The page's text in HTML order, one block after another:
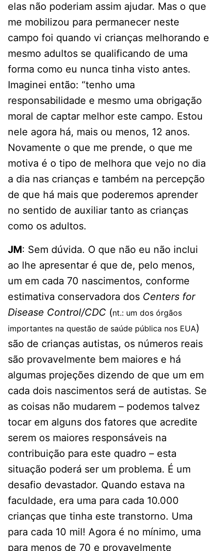
elas não poderiam assim ajudar. Mas o que
me mobilizou para permanecer neste
campo foi quando vi crianças melhorando e
mesmo adultos se qualificando de uma
forma como eu nunca tinha visto antes.
Imaginei então: “tenho uma
responsabilidade e mesmo uma obrigação
moral de captar melhor este campo. Estou
nele agora há, mais ou menos, 12 anos.
Novamente o que me prende, o que me
motiva é o tipo de melhora que vejo no dia
a dia nas crianças e também na percepção
de que há mais que poderemos aprender
no sentido de auxiliar tanto as crianças
como os adultos.
JM: Sem dúvida. O que não eu não inclui
ao lhe apresentar é que de, pelo menos,
um em cada 70 nascimentos, conforme
estimativa conservadora dos Centers for
Disease Control/CDC (nt.: um dos órgãos
importantes na questão de saúde pública nos EUA)
são de crianças autistas, os números reais
são provavelmente bem maiores e há
algumas projeções dizendo de que um em
cada dois nascimentos será de autistas. Se
as coisas não mudarem – podemos talvez
tocar em alguns dos fatores que acredite
serem os maiores responsáveis na
contribuição para este quadro – esta
situação poderá ser um problema. É um
desafio devastador. Quando estava na
faculdade, era uma para cada 10.000
crianças que tinha este transtorno. Uma
para cada 10 mil! Agora é no mínimo, uma
para menos de 70 e provavelmente